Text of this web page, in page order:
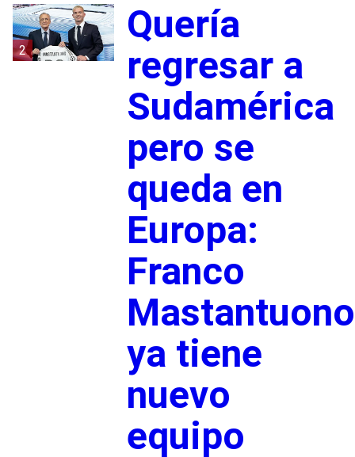
2
Quería
regresar a
Sudamérica
pero se
queda en
Europa:
Franco
Mastantuono
ya tiene
nuevo
equipo